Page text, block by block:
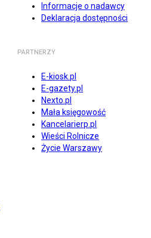
Informacje o nadawcy
Deklaracja dostępności
PARTNERZY
E-kiosk.pl
E-gazety.pl
Nexto.pl
Mała księgowość
Kancelarierp.pl
Wieści Rolnicze
Życie Warszawy